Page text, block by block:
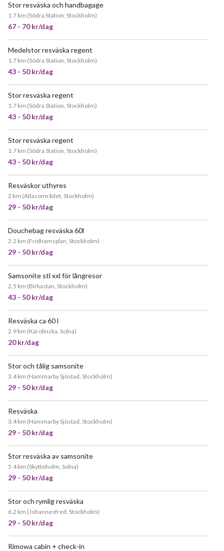
Stor resväska och handbagage
1.7 km (Södra Station, Stockholm)
67 - 70 kr/dag
Medelstor resväska regent
1.7 km (Södra Station, Stockholm)
43 - 50 kr/dag
Stor resväska regent
1.7 km (Södra Station, Stockholm)
43 - 50 kr/dag
Stor resväska regent
1.7 km (Södra Station, Stockholm)
43 - 50 kr/dag
Resväskor uthyres
2 km (Atlasområdet, Stockholm)
29 - 50 kr/dag
Douchebag resväska 60l
2.2 km (Fridhemsplan, Stockholm)
29 - 50 kr/dag
Samsonite stl xxl för långresor
2.5 km (Birkastan, Stockholm)
43 - 50 kr/dag
Resväska ca 60 l
2.9 km (Karolinska, Solna)
20 kr/dag
Stor och tålig samsonite
3.4 km (Hammarby Sjöstad, Stockholm)
29 - 50 kr/dag
Resväska
3.4 km (Hammarby Sjöstad, Stockholm)
29 - 50 kr/dag
Stor resväska av samsonite
5.4 km (Skytteholm, Solna)
29 - 50 kr/dag
Stor och rymlig resväska
6.2 km (Johannesfred, Stockholm)
29 - 50 kr/dag
Rimowa cabin + check-in